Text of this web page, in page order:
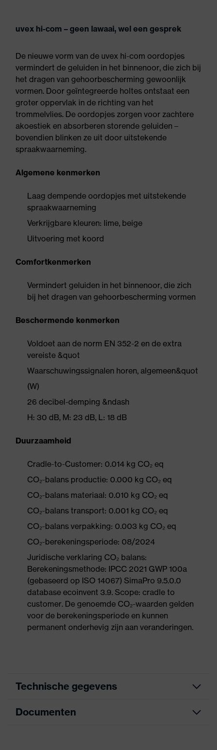
uvex hi-com – geen lawaai, wel een gesprek
De nieuwe vorm van de uvex hi-com oordopjes
vermindert de geluiden in het binnenoor, die zich bij
het dragen van gehoorbescherming gewoonlijk
vormen. Door geïntegreerde holtes ontstaat een
groter oppervlak in de richting van het
trommelvlies. De oordopjes zorgen voor zachtere
akoestiek en absorberen storende geluiden –
bovendien blinken ze uit door uitstekende
spraakwaarneming.
Algemene kenmerken
Laag dempende oordopjes met uitstekende
spraakwaarneming
Verkrijgbare kleuren: lime, beige
Uitvoering met koord
Comfortkenmerken
Vermindert geluiden in het binnenoor, die zich
bij het dragen van gehoorbescherming vormen
Beschermende kenmerken
Voldoet aan de norm EN 352-2 en de extra
vereiste &quot
Waarschuwingssignalen horen, algemeen&quot
(W)
26 decibel-demping &ndash
H: 30 dB, M: 23 dB, L: 18 dB
Duurzaamheid
Cradle-to-Customer: 0.014 kg CO₂ eq
CO₂-balans productie: 0.000 kg CO₂ eq
CO₂-balans materiaal: 0.010 kg CO₂ eq
CO₂-balans transport: 0.001 kg CO₂ eq
CO₂-balans verpakking: 0.003 kg CO₂ eq
CO₂-berekeningsperiode: 08/2024
Juridische verklaring CO₂ balans:
Berekeningsmethode: IPCC 2021 GWP 100a
(gebaseerd op ISO 14067) SimaPro 9.5.0.0
database ecoinvent 3.9. Scope: cradle to
customer. De genoemde CO₂-waarden gelden
voor de berekeningsperiode en kunnen
permanent onderhevig zijn aan veranderingen.
Technische gegevens
Marketingkleur
Documenten